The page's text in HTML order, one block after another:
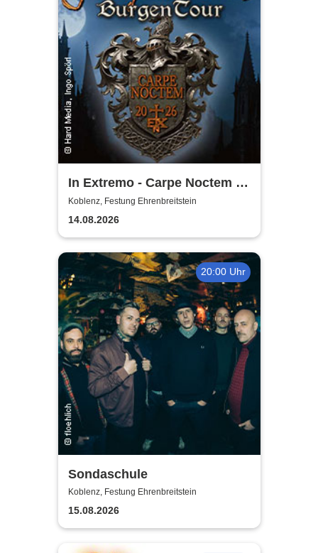
In Extremo - Carpe Noctem -
Burgentour 2026
Koblenz, Festung Ehrenbreitstein
14.08.2026
20:00 Uhr
Sondaschule
Koblenz, Festung Ehrenbreitstein
15.08.2026